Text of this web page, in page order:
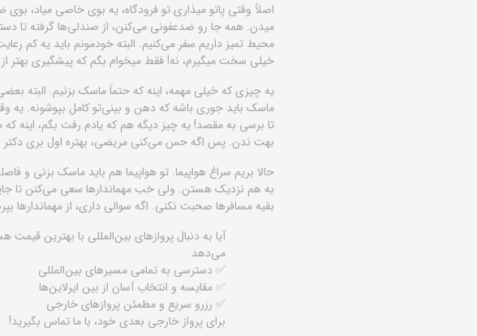
اصلاً وقتی پاتو میذاری تو فرودگاه، یه بوی خاصی میاد،
میدن. همه جا رو ضدعفونی می‌کنن، از صندلی‌ها گرفته تا
محیط تمیز داریم سفر می‌کنیم. البته خودمونم باید یه کم
خیلی سخت میگیرم، نه! فقط میخوام بگم که پیشگیری بهتر از
یه چیزی که خیلی مهمه، اینه که حتماً ماسک بزنیم. البته
ماسک باید جوری باشه که دهن و بینی‌تو کامل بپوشونه. یه
تا برسی به مقصد! یه چیز دیگه هم که یادم رفت بگم، اینه
بهت ندن. پس اگه حس می‌کنی مریضی، بهتره اول بری دکتر
حالا بریم سراغ هواپیما. تو هواپیما هم باید ماسک بزنی و
به هم نزدیک هستن. ولی خب مهماندارها سعی می‌کنن تا
بقیه مسافرها صحبت نکنی. اگه سوالی داری، از
آیا به دنبال پروازهای بین‌المللی با بهترین
می‌دهد.
✅ دسترسی به تمامی مسیرهای بین‌المللی
✅ مقایسه و انتخاب آسان از بین ایرلاین‌ها
✅ رزرو سریع و مطمئن پروازهای خارجی
برای پرواز خارجی بعدی خود، با ما تماس بگیرید!